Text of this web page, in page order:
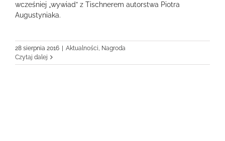
wcześniej „wywiad” z Tischnerem autorstwa Piotra
Augustyniaka.
28 sierpnia 2016 Aktualności, Nagroda
Czytaj dalej